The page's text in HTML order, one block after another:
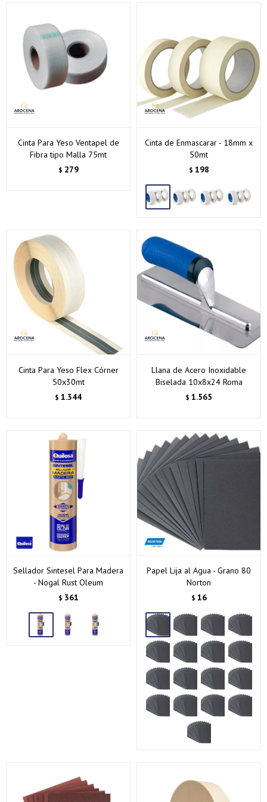
Cinta Para Yeso Ventapel de
Fibra tipo Malla 75mt
$ 279
Cinta de Enmascarar - 18mm x
50mt
$ 198
Cinta Para Yeso Flex Córner
50x30mt
$ 1.344
Llana de Acero Inoxidable
Biselada 10x8x24 Roma
$ 1.565
Sellador Sintesel Para Madera
- Nogal Rust Oleum
$ 361
Papel Lija al Agua - Grano 80
Norton
$ 16